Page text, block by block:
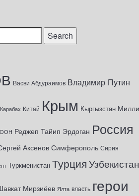
Васви Абдураимов Владимир Путин
Карабах Китай Крым Кыргызстан Милли
ООН Реджеп Тайип Эрдоган Россия
АксеновСимферополь Сирия
Туркменистан ТурцияУзбекистан
Мирзиёев Ялта власть герои